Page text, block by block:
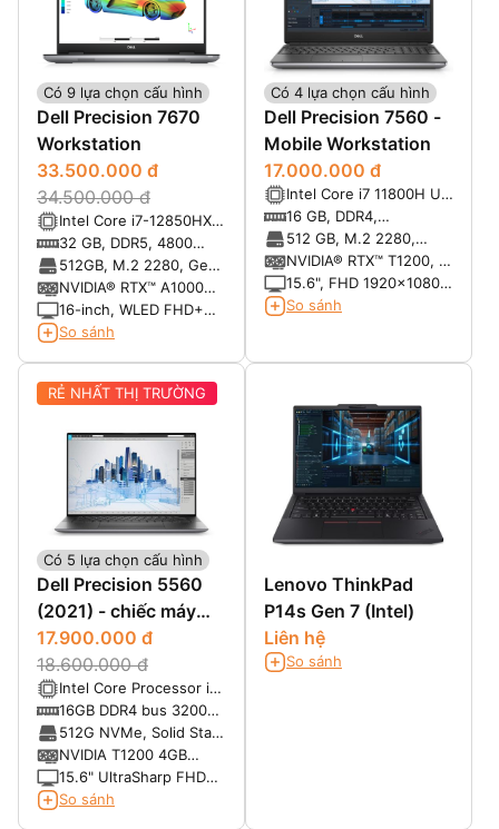
Có 9 lựa chọn cấu hình
Dell Precision 7670
Workstation
33.500.000 đ
34.500.000 đ
Intel Core i7-12850HX
(25 MB cache, 24
threads, 16 cores, 2.10
GHz to 4.80 GHz, vPro)
32 GB, DDR5, 4800
MHz
512GB, M.2 2280, Gen
4 PCIe x4 NVMe, SSD
NVIDIA® RTX™ A1000
4GB GDDR6
16-inch, WLED FHD+
1920 x 1200 , 60 Hz,
So sánh
Có 4 lựa chọn cấu hình
Dell Precision 7560 -
Mobile Workstation
17.000.000 đ
Intel Core i7 11800H Up
To 4.6GHz (8 Cores
24MB Cache)
16 GB, DDR4,
3200MHz, Non-ECC,
SODIMM
512 GB, M.2 2280,
Gen3 PCIe x4 NVMe,
SSD, Class 40
NVIDIA® RTX™ T1200, 4
GB GDDR6
15.6", FHD 1920x1080,
60Hz, Non-Touch, Anti-
WLAN
So sánh
Có 5 lựa chọn cấu hình
RẺ NHẤT THỊ TRƯỜNG
Dell Precision 5560
(2021) - chiếc máy
trạm cấu hình khủng,
phong cách doanh
nhân
17.900.000 đ
18.600.000 đ
Intel Core Processor i7-
11800H (8 Core, 24MB
Cache, 2.40 GHz to
4.60 GHz, 45W)
16GB DDR4 bus 3200
MHz Non-ECC,
SODIMM (Nâng cấp tối
đa 64GB)
512G NVMe, Solid State
Drive (Nâng cấp tối đa
2TBx2)
NVIDIA T1200 4GB
GDDR6
15.6" UltraSharp FHD+,
1920x1200,AG,NT,
So sánh
Lenovo ThinkPad
P14s Gen 7 (Intel)
Liên hệ
So sánh